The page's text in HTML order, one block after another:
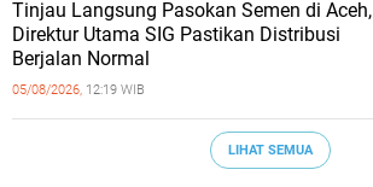
‎Tinjau Langsung Pasokan Semen di Aceh,
‎Direktur Utama SIG Pastikan Distribusi
Berjalan Normal ‎
05/08/2026, 12:19 WIB
LIHAT SEMUA